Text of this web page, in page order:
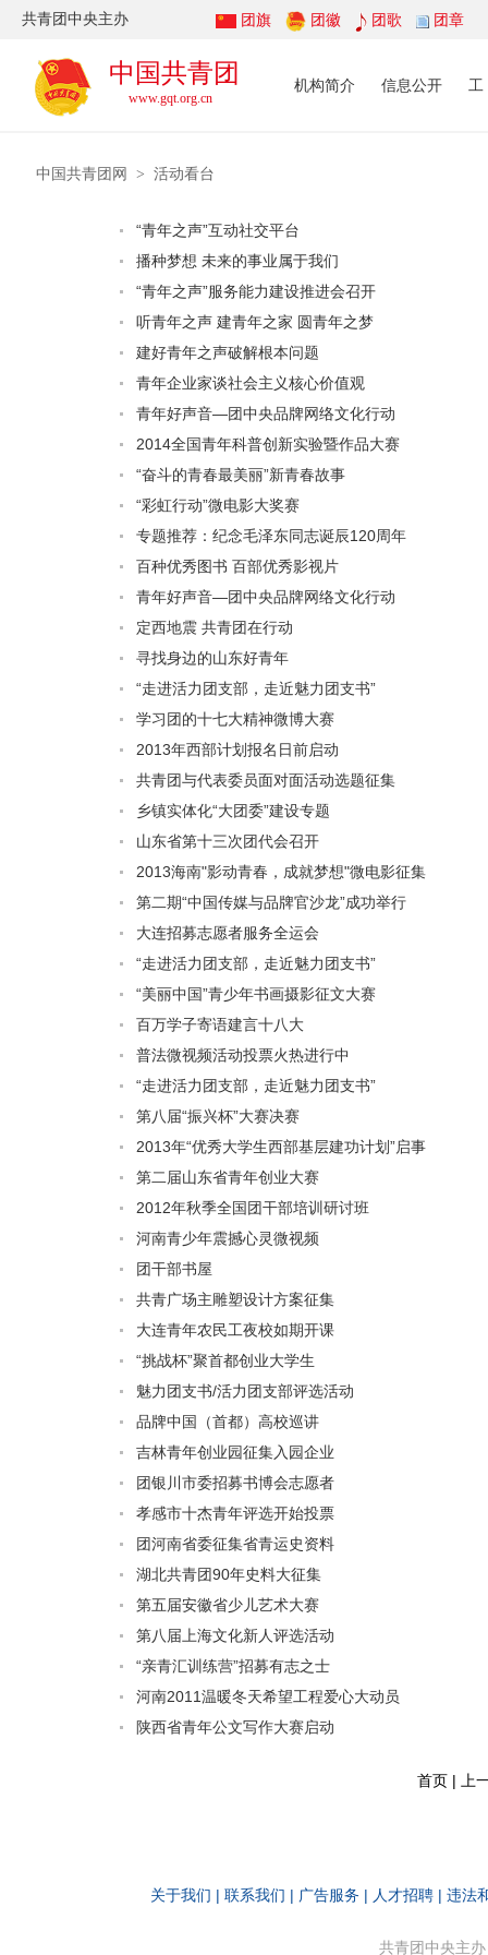
共青团中央主办 团旗 团徽 团歌 团章
中国共青团
www.gqt.org.cn
机构简介 信息公开 工
中国共青团网 > 活动看台
“青年之声”互动社交平台
播种梦想 未来的事业属于我们
“青年之声”服务能力建设推进会召开
听青年之声 建青年之家 圆青年之梦
建好青年之声破解根本问题
青年企业家谈社会主义核心价值观
青年好声音—团中央品牌网络文化行动
2014全国青年科普创新实验暨作品大赛
“奋斗的青春最美丽”新青春故事
“彩虹行动”微电影大奖赛
专题推荐：纪念毛泽东同志诞辰120周年
百种优秀图书 百部优秀影视片
青年好声音—团中央品牌网络文化行动
定西地震 共青团在行动
寻找身边的山东好青年
“走进活力团支部，走近魅力团支书”
学习团的十七大精神微博大赛
2013年西部计划报名日前启动
共青团与代表委员面对面活动选题征集
乡镇实体化“大团委”建设专题
山东省第十三次团代会召开
2013海南"影动青春，成就梦想"微电影征集
第二期“中国传媒与品牌官沙龙”成功举行
大连招募志愿者服务全运会
“走进活力团支部，走近魅力团支书”
“美丽中国”青少年书画摄影征文大赛
百万学子寄语建言十八大
普法微视频活动投票火热进行中
“走进活力团支部，走近魅力团支书”
第八届“振兴杯”大赛决赛
2013年“优秀大学生西部基层建功计划”启事
第二届山东省青年创业大赛
2012年秋季全国团干部培训研讨班
河南青少年震撼心灵微视频
团干部书屋
共青广场主雕塑设计方案征集
大连青年农民工夜校如期开课
“挑战杯”聚首都创业大学生
魅力团支书/活力团支部评选活动
品牌中国（首都）高校巡讲
吉林青年创业园征集入园企业
团银川市委招募书博会志愿者
孝感市十杰青年评选开始投票
团河南省委征集省青运史资料
湖北共青团90年史料大征集
第五届安徽省少儿艺术大赛
第八届上海文化新人评选活动
“亲青汇训练营”招募有志之士
河南2011温暖冬天希望工程爱心大动员
陕西省青年公文写作大赛启动
首页 | 上
关于我们 |联系我们 | 广告服务 | 人才招聘 |违法
共青团中央主